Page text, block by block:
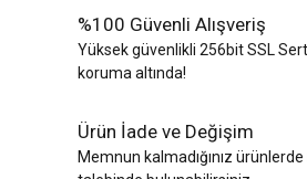
%100 Güvenli Alışveriş
Yüksek güvenlikli 256bit SSL
koruma altında!
Ürün İade ve Değişim
Memnun kalmadığınız